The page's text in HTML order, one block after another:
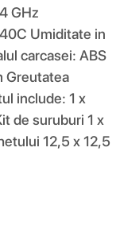
GHz
Umiditate in
carcasei: ABS
Greutatea
include: 1 x
de suruburi 1 x
12,5 x 12,5